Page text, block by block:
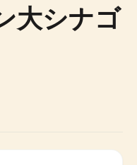
大シナゴ